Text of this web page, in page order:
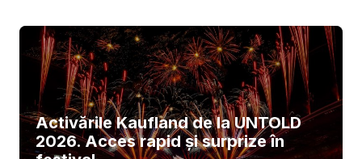
Activările Kaufland de la UNTOLD
2026. Acces rapid și surprize în